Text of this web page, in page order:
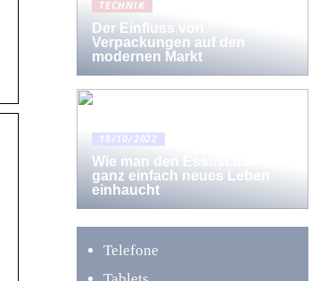
TECHNIK
Der Einfluss von
Verpackungen auf den
modernen Markt
18/10/2022
Wie man den Esstischstühlen
ganz einfach neues Leben
einhaucht
Telefone